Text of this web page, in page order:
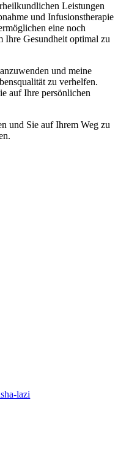
Leistungen
und Infusionstherapie
eine noch
Ihre Gesundheit optimal zu
und meine
zu verhelfen.
auf Ihre persönlichen
und Sie auf Ihrem Weg zu
lazi